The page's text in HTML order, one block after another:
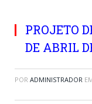
PROJETO
DE ABRIL
POR ADMINISTRADOR